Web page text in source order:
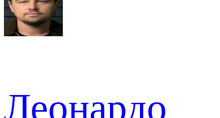
Леонардо